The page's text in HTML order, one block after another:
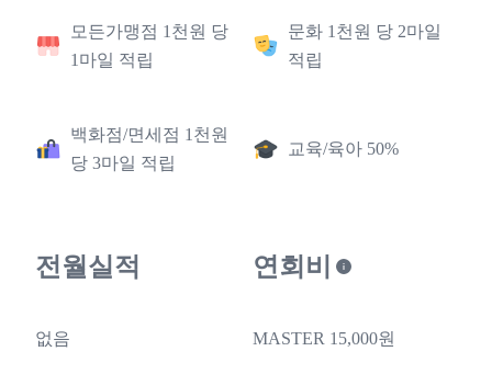
모든가맹점 1천원 당
1마일 적립
문화 1천원 당 2마일
적립
백화점/면세점 1천원
당 3마일 적립
교육/육아 50%
전월실적
없음
연회비
MASTER 15,000원